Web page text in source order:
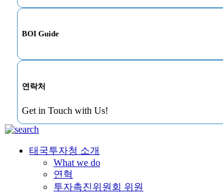
BOI Guide
연락처
Get in Touch with Us!
태국투자청 소개
What we do
연혁
투자촉진위원회 위원